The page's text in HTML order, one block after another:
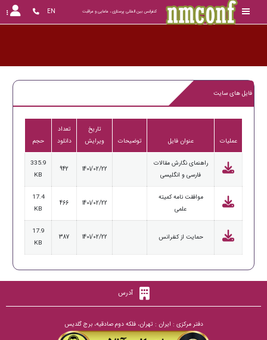
کنفرانس بین المللی پرستاری ، مامایی و مراقبت EN
فایل های سایت
عملیات عنوان فایل توضیحات
تاریخ
ویرایش
تعداد
دانلود
حجم
راهنمای نگارش مقالات
فارسی و انگلیسی
1401/02/22
942
335.9
KB
موافقت نامه کمیته
علمی
1401/02/22
466
17.4
KB
حمایت از کنفرانس 1401/02/22
387
17.9
KB
آدرس
دفتر مرکزی : ایران : تهران، فلکه دوم صادقیه، برج گلدیس